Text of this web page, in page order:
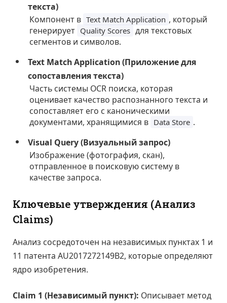
текста)
Компонент в Text Match Application , который
генерирует Quality Scores для текстовых
сегментов и символов.
Text Match Application (Приложение для
сопоставления текста)
Часть системы OCR поиска, которая
оценивает качество распознанного текста и
сопоставляет его с каноническими
документами, хранящимися в Data Store .
Visual Query (Визуальный запрос)
Изображение (фотография, скан),
отправленное в поисковую систему в
качестве запроса.
Ключевые утверждения (Анализ
Claims)
Анализ сосредоточен на независимых пунктах 1 и
11 патента AU2017272149B2, которые определяют
ядро изобретения.
Claim 1 (Независимый пункт): Описывает метод